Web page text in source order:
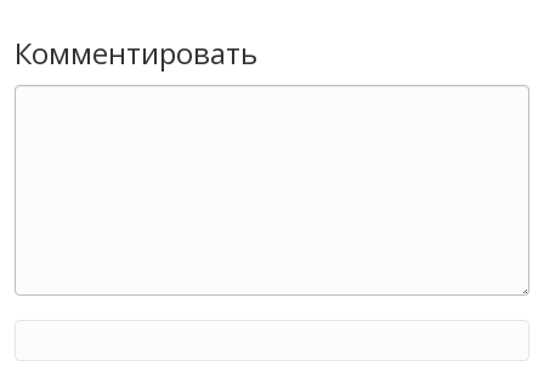
Комментировать